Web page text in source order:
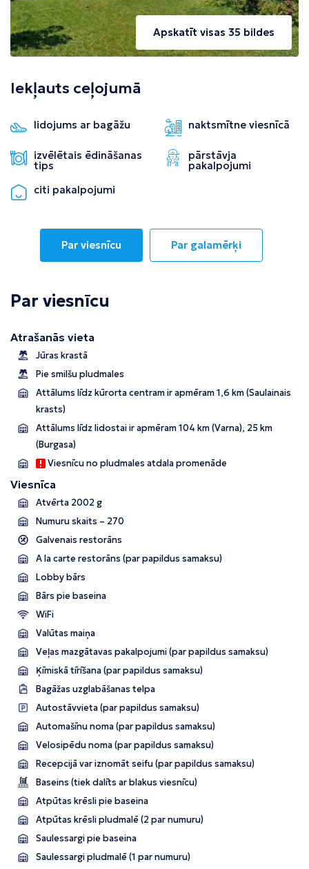
Apskatīt visas 35 bildes
Iekļauts ceļojumā
lidojums ar bagāžu naktsmītne viesnīcā
izvēlētais ēdināšanas
tips
pārstāvja
pakalpojumi
citi pakalpojumi
Par viesnīcu Par galamērķi
Par viesnīcu
Atrašanās vieta
Jūras krastā
Pie smilšu pludmales
Attālums līdz kūrorta centram ir apmēram 1,6 km (Saulainais
krasts)
Attālums līdz lidostai ir apmēram 104 km (Varna), 25 km
(Burgasa)
Viesnīcu no pludmales atdala promenāde
Viesnīca
Atvērta 2002 g
Numuru skaits – 270
Galvenais restorāns
A la carte restorāns (par papildus samaksu)
Lobby bārs
Bārs pie baseina
WiFi
Valūtas maiņa
Veļas mazgātavas pakalpojumi (par papildus samaksu)
Ķīmiskā tīrīšana (par papildus samaksu)
Bagāžas uzglabāšanas telpa
Autostāvvieta (par papildus samaksu)
Automašīnu noma (par papildus samaksu)
Velosipēdu noma (par papildus samaksu)
Recepcijā var iznomāt seifu (par papildus samaksu)
Baseins (tiek dalīts ar blakus viesnīcu)
Atpūtas krēsli pie baseina
Atpūtas krēsli pludmalē (2 par numuru)
Saulessargi pie baseina
Saulessargi pludmalē (1 par numuru)